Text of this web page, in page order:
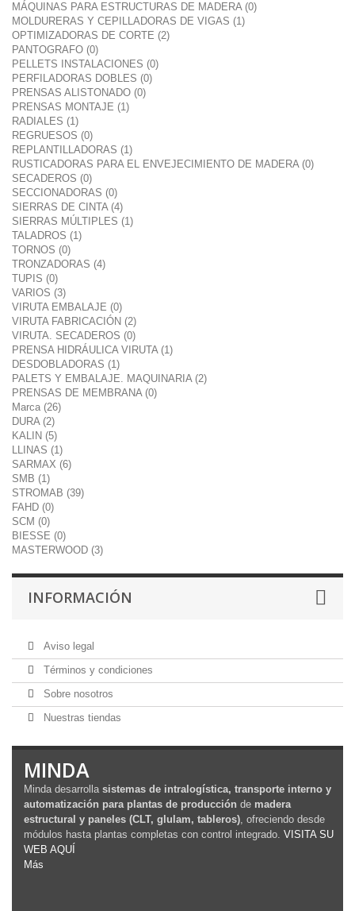
MÁQUINAS PARA ESTRUCTURAS DE MADERA (0)
MOLDURERAS Y CEPILLADORAS DE VIGAS (1)
OPTIMIZADORAS DE CORTE (2)
PANTOGRAFO (0)
PELLETS INSTALACIONES (0)
PERFILADORAS DOBLES (0)
PRENSAS ALISTONADO (0)
PRENSAS MONTAJE (1)
RADIALES (1)
REGRUESOS (0)
REPLANTILLADORAS (1)
RUSTICADORAS PARA EL ENVEJECIMIENTO DE MADERA (0)
SECADEROS (0)
SECCIONADORAS (0)
SIERRAS DE CINTA (4)
SIERRAS MÚLTIPLES (1)
TALADROS (1)
TORNOS (0)
TRONZADORAS (4)
TUPIS (0)
VARIOS (3)
VIRUTA EMBALAJE (0)
VIRUTA FABRICACIÓN (2)
VIRUTA. SECADEROS (0)
PRENSA HIDRÁULICA VIRUTA (1)
DESDOBLADORAS (1)
PALETS Y EMBALAJE. MAQUINARIA (2)
PRENSAS DE MEMBRANA (0)
Marca (26)
DURA (2)
KALIN (5)
LLINAS (1)
SARMAX (6)
SMB (1)
STROMAB (39)
FAHD (0)
SCM (0)
BIESSE (0)
MASTERWOOD (3)
INFORMACIÓN
Aviso legal
Términos y condiciones
Sobre nosotros
Nuestras tiendas
MINDA
Minda desarrolla sistemas de intralogística, transporte interno y
automatización para plantas de producción de madera
estructural y paneles (CLT, glulam, tableros), ofreciendo desde
módulos hasta plantas completas con control integrado. VISITA SU
WEB AQUÍ
Más